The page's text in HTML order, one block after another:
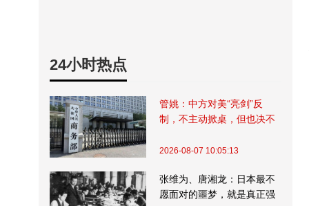
24小时热点
管姚：中方对美“亮剑”反
制，不主动掀桌，但也决不
2026-08-07 10:05:13
张维为、唐湘龙：日本最不
愿面对的噩梦，就是真正强